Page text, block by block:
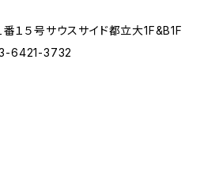
１５号サウスサイド都立大1F&B1F
6421-3732